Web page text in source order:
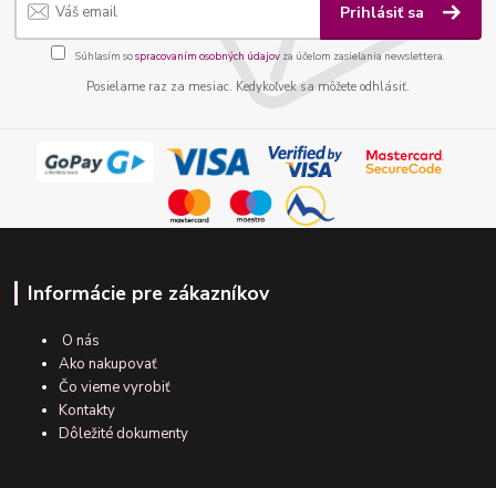
Prihlásiť sa
Súhlasím sospracovaním osobných údajov za účelom zasielania newslettera.
Posielame raz za mesiac. Kedykoľvek sa môžete odhlásiť.
Informácie pre zákazníkov
O nás
Ako nakupovať
Čo vieme vyrobiť
Kontakty
Dôležité dokumenty